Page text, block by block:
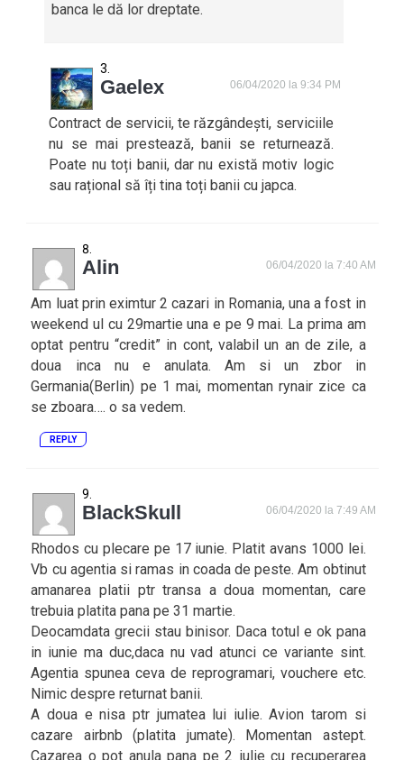
banca le dă lor dreptate.
Gaelex 06/04/2020 la 9:34 PM
Contract de servicii, te răzgândești, serviciile
nu se mai prestează, banii se returnează.
Poate nu toți banii, dar nu există motiv logic
sau rațional să îți tina toți banii cu japca.
Alin 06/04/2020 la 7:40 AM
Am luat prin eximtur 2 cazari in Romania, una a fost in
weekend ul cu 29martie una e pe 9 mai. La prima am
optat pentru “credit” in cont, valabil un an de zile, a
doua inca nu e anulata. Am si un zbor in
Germania(Berlin) pe 1 mai, momentan rynair zice ca
se zboara…. o sa vedem.
REPLY
BlackSkull 06/04/2020 la 7:49 AM
Rhodos cu plecare pe 17 iunie. Platit avans 1000 lei.
Vb cu agentia si ramas in coada de peste. Am obtinut
amanarea platii ptr transa a doua momentan, care
trebuia platita pana pe 31 martie.
Deocamdata grecii stau binisor. Daca totul e ok pana
in iunie ma duc,daca nu vad atunci ce variante sint.
Agentia spunea ceva de reprogramari, vouchere etc.
Nimic despre returnat banii.
A doua e nisa ptr jumatea lui iulie. Avion tarom si
cazare airbnb (platita jumate). Momentan astept.
Cazarea o pot anula pana pe 2 iulie cu recuperarea